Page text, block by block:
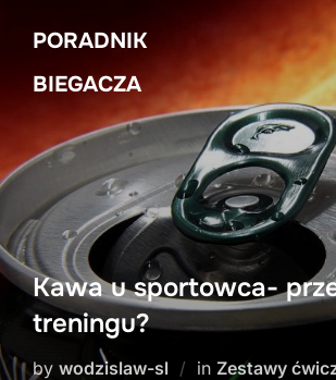
content
PORADNIK
BIEGACZA
Kawa u sportowca-
treningu?
by wodzislaw-sl in Zestawy